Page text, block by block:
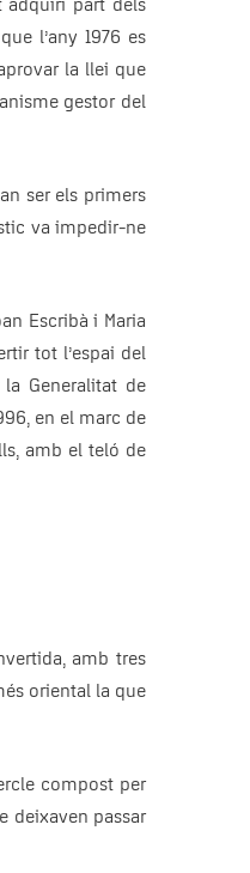
adquirí part dels
l’any 1976 es
la llei que
gestor del
ser els primers
va impedir-ne
Escribà i Maria
tot l’espai del
Generalitat de
en el marc de
amb el teló de
amb tres
oriental la que
compost per
deixaven passar